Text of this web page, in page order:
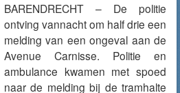
BARENDRECHT – De politie
ontving vannacht om half drie een
melding van een ongeval aan de
Avenue Carnisse. Politie en
ambulance kwamen met spoed
naar de melding bij de tramhalte